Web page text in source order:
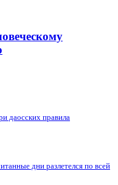
даосских правила
дни разлетелся по всей